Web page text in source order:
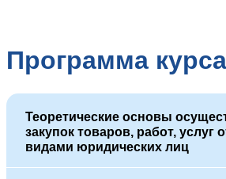
Программа курса
Теоретические основы
закупок товаров, работ, услуг
видами юридических лиц
публикации, юридическая сила,